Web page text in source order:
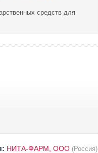
средств для
НИТА-ФАРМ, ООО (Россия)